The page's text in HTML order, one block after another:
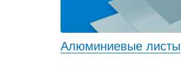
Алюминиевые листы